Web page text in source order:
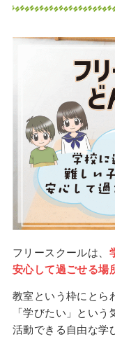
フリースクールは、
安心して過ごせる場
教室という枠にとら
「学びたい」とい
活動できる自由な学